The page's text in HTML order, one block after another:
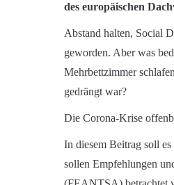
des europäischen
Abstand halten, Social
geworden. Aber was
Mehrbettzimmer
gedrängt war?
Die Corona-Krise
In diesem Beitrag soll
sollen Empfehlungen